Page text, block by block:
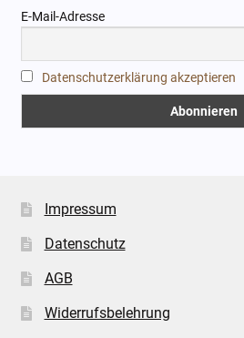
E-Mail-Adresse
Datenschutzerklärung akzeptieren
Impressum
Datenschutz
AGB
Widerrufsbelehrung